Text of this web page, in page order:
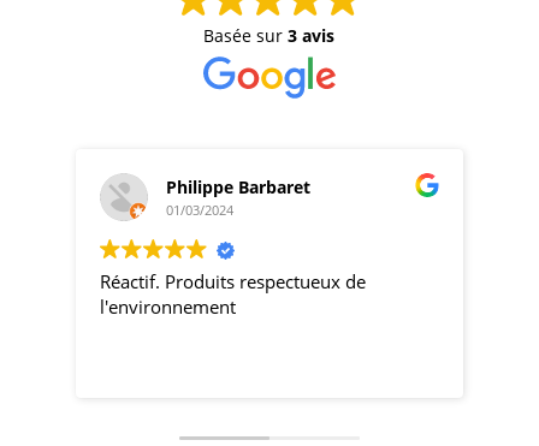
Basée sur3 avis
Philippe Barbaret
01/03/2024
Réactif. Produits respectueux de
l'environnement